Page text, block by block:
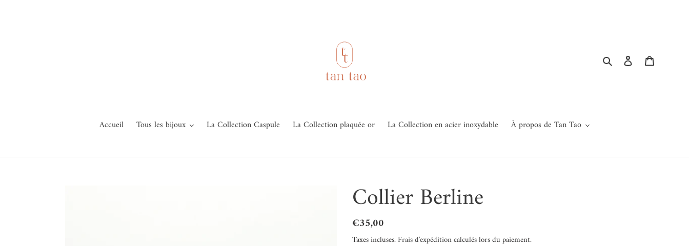
RechercherSe connecter
Accueil Tous les bijoux La Collection Caspule La Collection plaquée or La Collection en acier inoxydable À propos de Tan Tao
Collier Berline
Prix
normal
€35,00
Taxes incluses.Frais d'expéditioncalculés lors du paiement.